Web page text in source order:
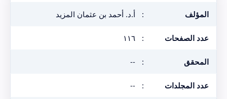
المؤلف : أ.د. أحمد بن عثمان المزيد
عدد الصفحات : ١١٦
المحقق :
--
عدد المجلدات :
--